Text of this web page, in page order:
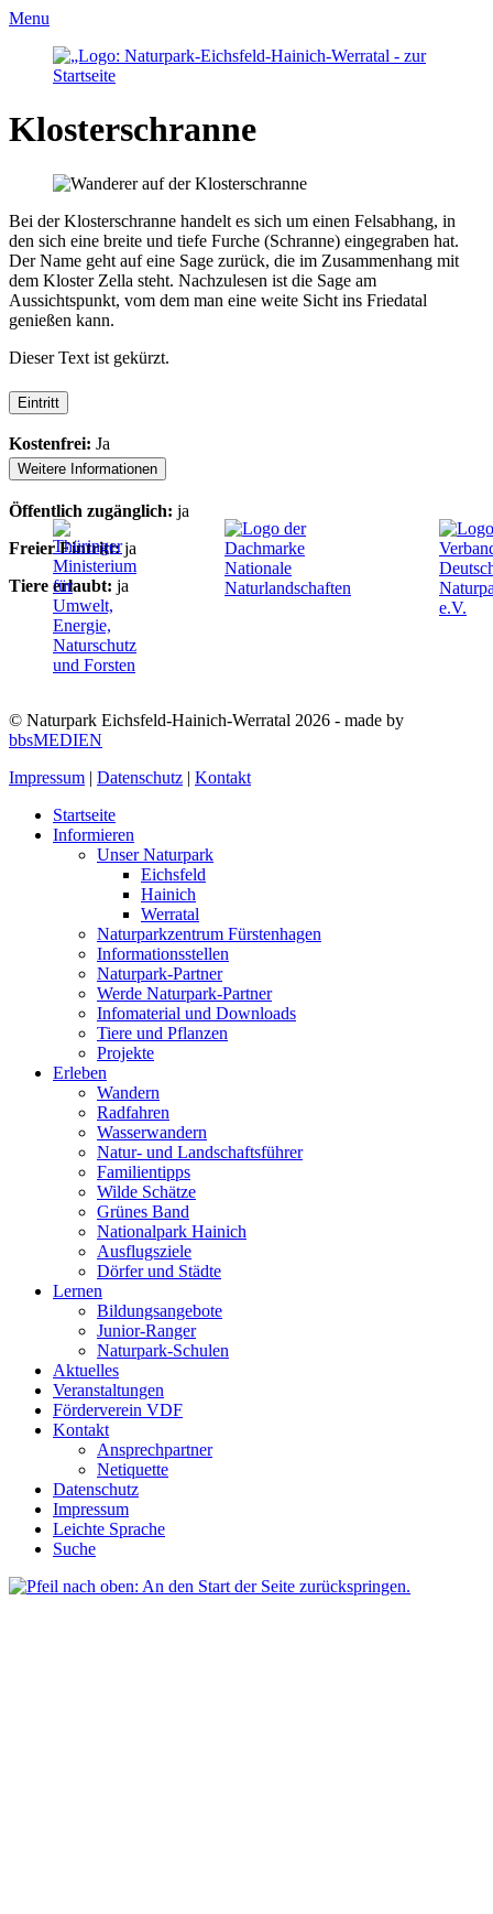
Menu
Klosterschranne
Bei der Klosterschranne handelt es sich um einen Felsabhang, in
den sich eine breite und tiefe Furche (Schranne) eingegraben hat.
Der Name geht auf eine Sage zurück, die im Zusammenhang mit
dem Kloster Zella steht. Nachzulesen ist die Sage am
Aussichtspunkt, vom dem man eine weite Sicht ins Friedatal
genießen kann.
Dieser Text ist gekürzt.
Eintritt
Kostenfrei: Ja
Weitere Informationen
Öffentlich zugänglich: ja
Freier Eintritt:ja
Tiere erlaubt: ja
© Naturpark Eichsfeld-Hainich-Werratal 2026 - made by
bbsMEDIEN
Impressum | Datenschutz | Kontakt
Startseite
Informieren
Unser Naturpark
Eichsfeld
Hainich
Werratal
Naturparkzentrum Fürstenhagen
Informationsstellen
Naturpark-Partner
Werde Naturpark-Partner
Infomaterial und Downloads
Tiere und Pflanzen
Projekte
Erleben
Wandern
Radfahren
Wasserwandern
Natur- und Landschaftsführer
Familientipps
Wilde Schätze
Grünes Band
Nationalpark Hainich
Ausflugsziele
Dörfer und Städte
Lernen
Bildungsangebote
Junior-Ranger
Naturpark-Schulen
Aktuelles
Veranstaltungen
Förderverein VDF
Kontakt
Ansprechpartner
Netiquette
Datenschutz
Impressum
Leichte Sprache
Suche